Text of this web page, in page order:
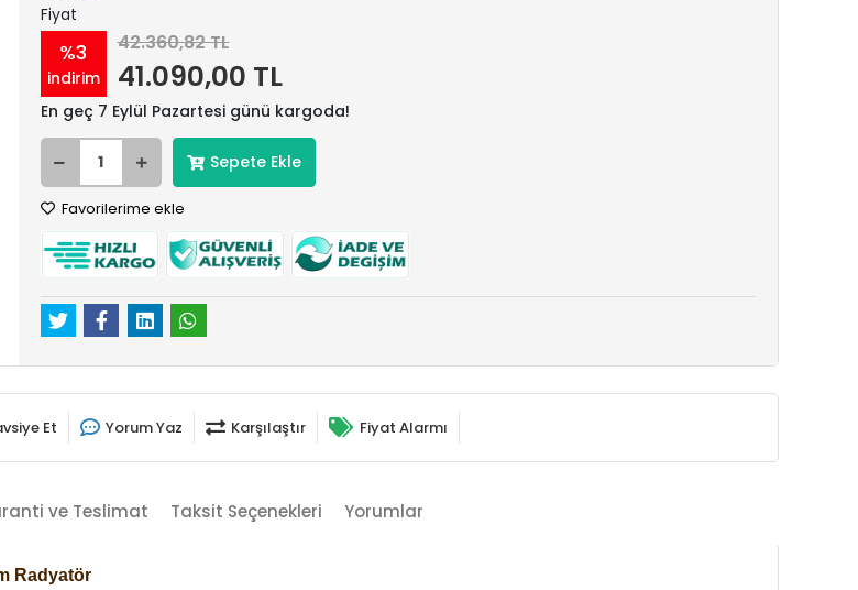
Fiyat
%3
indirim
42.360,82 TL
41.090,00 TL
En geç 7 Eylül Pazartesi günü kargoda!
Sepete Ekle
Favorilerime ekle
Et Yorum Yaz Karşılaştır Fiyat Alarmı
ve Teslimat Taksit Seçenekleri Yorumlar
Radyatör